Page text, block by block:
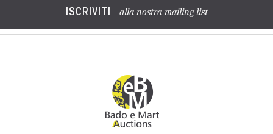
ISCRIVITI alla nostra mailing list